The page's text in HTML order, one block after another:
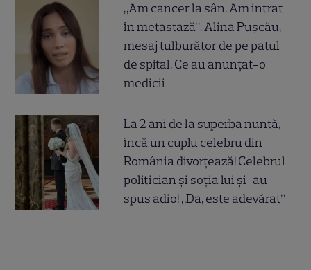
„Am cancer la sân. Am intrat
în metastază”. Alina Pușcău,
mesaj tulburător de pe patul
de spital. Ce au anunțat-o
medicii
La 2 ani de la superba nuntă,
încă un cuplu celebru din
România divorțează! Celebrul
politician și soția lui și-au
spus adio! „Da, este adevărat”